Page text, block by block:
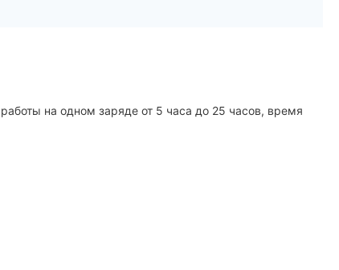
на одном заряде от 5 часа до 25 часов, время